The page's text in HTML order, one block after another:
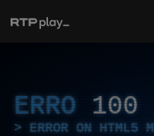
ERRO 100
ERROR ON HTML5